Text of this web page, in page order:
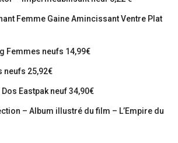
Femme Gaine Amincissant Ventre Plat
Femmes neufs 14,99€
neufs 25,92€
Eastpak neuf 34,90€
– Album illustré du film – L’Empire du